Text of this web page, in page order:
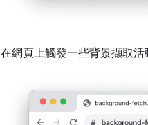
在網頁上觸發一些背景擷取活